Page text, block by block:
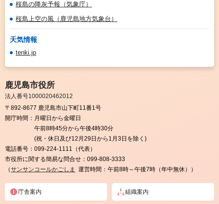
桜島の降灰予報（気象庁）
桜島上空の風（鹿児島地方気象台）
天気情報
tenki.jp
鹿児島市役所
法人番号1000020462012
〒892-8677 鹿児島市山下町11番1号
開庁時間： 月曜日から金曜日
午前8時45分から午後4時30分
(祝・休日及び12月29日から1月3日を除く)
電話番号： 099-224-1111（代表）
市役所に関する簡易な問合せ： 099-808-3333
（サンサンコールかごしま 運営時間：午前8時～午後7時（年中無休））
庁舎案内 組織案内